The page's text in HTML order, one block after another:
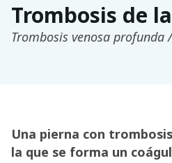
Trombosis de
Trombosis venosa profunda
Una pierna con
la que se forma un